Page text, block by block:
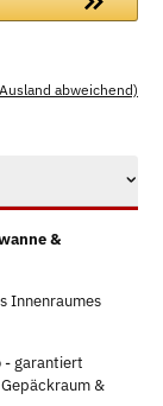
abweichend)
&
Innenraumes
- garantiert
&